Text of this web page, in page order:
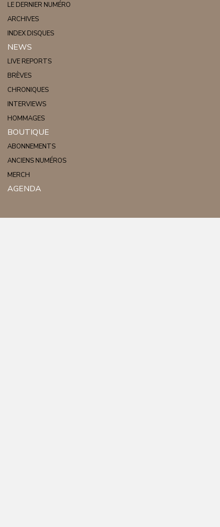
LE DERNIER NUMÉRO
ARCHIVES
INDEX DISQUES
NEWS
LIVE REPORTS
BRÈVES
CHRONIQUES
INTERVIEWS
HOMMAGES
BOUTIQUE
ABONNEMENTS
ANCIENS NUMÉROS
MERCH
AGENDA